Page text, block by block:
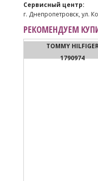
Сервисный центр:
г. Днепропетровск, ул.
РЕКОМЕНДУЕМ
TOMMY
1790974